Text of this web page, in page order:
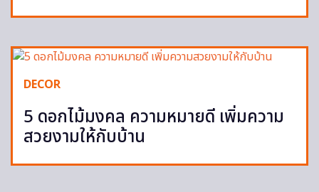
DECOR
5 ดอกไม้มงคล ความหมายดี เพิ่มความ
สวยงามให้กับบ้าน